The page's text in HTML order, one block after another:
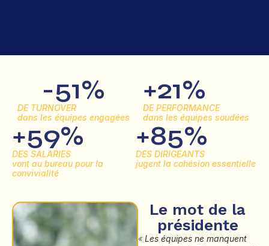
DE TURNOVER
dans les équipes engagées
-51%
DE PERFORMANCE
dans les équipes soudées
+21%
DES SALARIES
vont au bureau pour la
convivialité
+59%
DES DIRIGEANTS
jugent la cohésion essentielle
+85%
Le mot de la
présidente
«Les équipes ne manquent